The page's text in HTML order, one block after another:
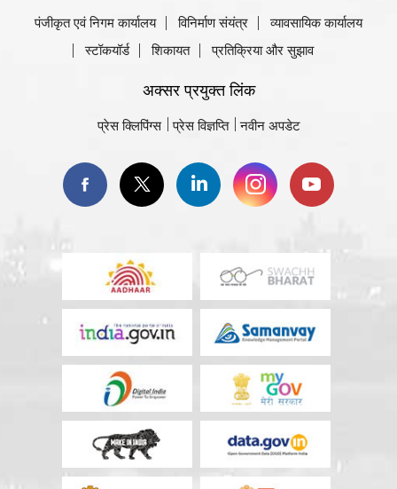
पंजीकृत एवं निगम कार्यालय विनिर्माण संयंत्र
व्यावसायिक कार्यालय
स्टॉकयॉर्ड
शिकायत प्रतिक्रिया और सुझाव
अक्सर प्रयुक्त लिंक
प्रेस क्लिपिंग्स प्रेस विज्ञप्ति नवीन अपडेट